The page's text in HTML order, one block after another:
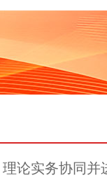
理论实务协同